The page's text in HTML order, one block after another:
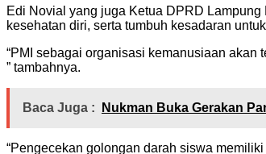
Edi Novial yang juga Ketua DPRD
kesehatan diri, serta tumbuh kesadaran
“PMI sebagai organisasi kemanusiaan akan
” tambahnya.
Baca Juga : Nukman Buka Gerakan
“Pengecekan golongan darah siswa